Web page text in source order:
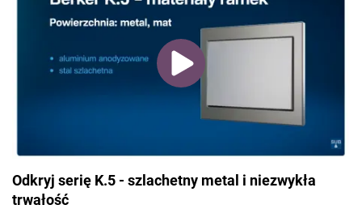
Odkryj serię K.5 - szlachetny metal i niezwykła
trwałość